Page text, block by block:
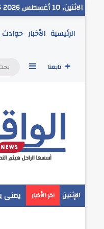
الاثنين، 10 أغسطس 2026 4:55 ص
الرئيسية الأخبار حوادث
تابعنا إضافة
الإثنين آخر الأخبار مدير